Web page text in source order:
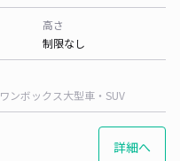
高さ
制限なし
ワンボックス大型車・SUV
詳細へ